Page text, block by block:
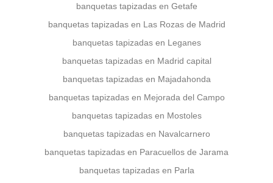
banquetas tapizadas en Getafe
banquetas tapizadas en Las Rozas de Madrid
banquetas tapizadas en Leganes
banquetas tapizadas en Madrid capital
banquetas tapizadas en Majadahonda
banquetas tapizadas en Mejorada del Campo
banquetas tapizadas en Mostoles
banquetas tapizadas en Navalcarnero
banquetas tapizadas en Paracuellos de Jarama
banquetas tapizadas en Parla